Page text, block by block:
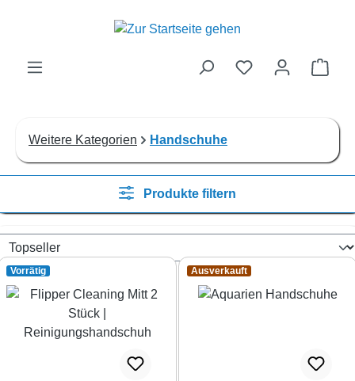
Zum Hauptinhalt springen
Weitere Kategorien Handschuhe
Produkte filtern
Vorrätig Ausverkauft